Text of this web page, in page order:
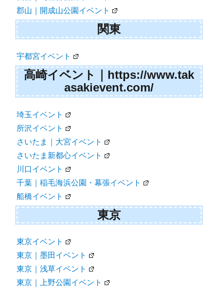
郡山｜開成山公園イベント
関東
宇都宮イベント
高崎イベント｜https://www.tak
asakievent.com/
埼玉イベント
所沢イベント
さいたま｜大宮イベント
さいたま新都心イベント
川口イベント
千葉｜稲毛海浜公園・幕張イベント
船橋イベント
東京
東京イベント
東京｜墨田イベント
東京｜浅草イベント
東京｜上野公園イベント